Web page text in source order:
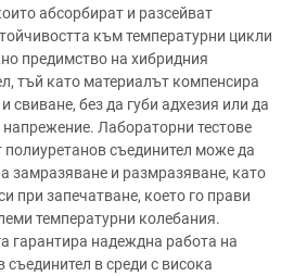
абсорбират и разсейват
към температурни цикли
предимство на хибридния
тъй като материалът компенсира
свиване, без да губи адхезия или да
Лабораторни тестове
полиуретанов съединител може да
замразяване и размразяване, като
при запечатване, което го прави
температурни колебания.
гарантира надеждна работа на
в среди с висока